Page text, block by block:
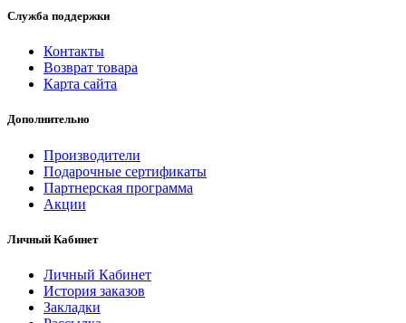
Служба поддержки
Контакты
Возврат товара
Карта сайта
Дополнительно
Производители
Подарочные сертификаты
Партнерская программа
Акции
Личный Кабинет
Личный Кабинет
История заказов
Закладки